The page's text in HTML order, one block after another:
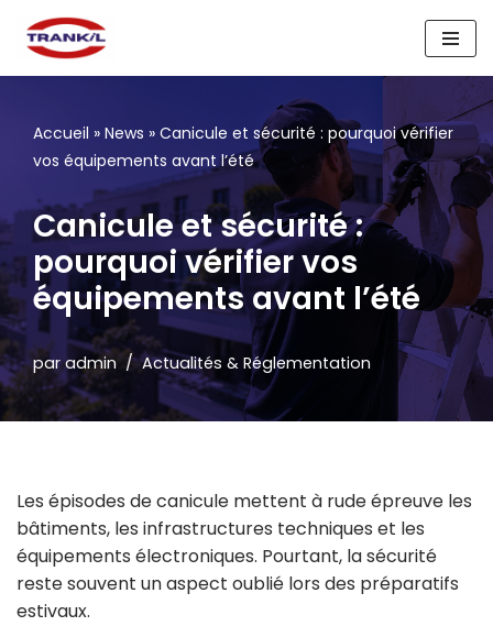
Aller
Accueil » News » Canicule et sécurité : pourquoi vérifier
vos équipements avant l’été
Canicule et sécurité :
pourquoi vérifier vos
équipements avant l’été
paradmin Actualités & Réglementation
Les épisodes de canicule mettent à rude épreuve les
bâtiments, les infrastructures techniques et les
équipements électroniques. Pourtant, la sécurité
reste souvent un aspect oublié lors des préparatifs
estivaux.